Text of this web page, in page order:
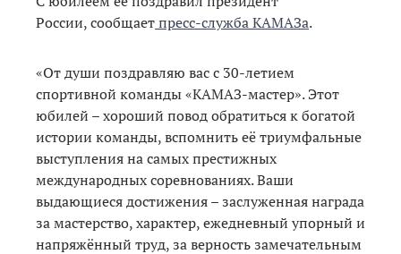
России, сообщаетпресс-служба КАМАЗа.
«От души поздравляю вас с 30-летием
спортивной команды «КАМАЗ-мастер». Этот
юбилей – хороший повод обратиться к богатой
истории команды, вспомнить её триумфальные
выступления на самых престижных
международных соревнованиях. Ваши
выдающиеся достижения – заслуженная награда
за мастерство, характер, ежедневный упорный и
напряжённый труд, за верность замечательным